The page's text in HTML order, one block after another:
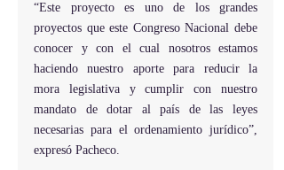
“Este proyecto es uno de los grandes
proyectos que este Congreso Nacional debe
conocer y con el cual nosotros estamos
haciendo nuestro aporte para reducir la
mora legislativa y cumplir con nuestro
mandato de dotar al país de las leyes
necesarias para el ordenamiento jurídico”,
expresó Pacheco.